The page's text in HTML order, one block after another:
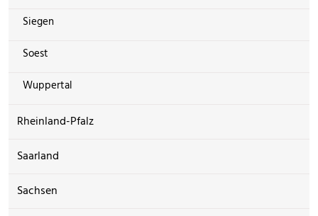
Siegen
Soest
Wuppertal
Rheinland-Pfalz
Saarland
Sachsen